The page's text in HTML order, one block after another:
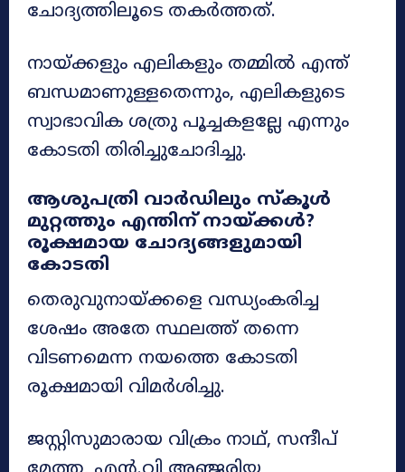
ചോദ്യത്തിലൂടെ തകർത്തത്.
നായ്ക്കളും എലികളും തമ്മിൽ എന്ത്
ബന്ധമാണുള്ളതെന്നും, എലികളുടെ
സ്വാഭാവിക ശത്രു പൂച്ചകളല്ലേ എന്നും
കോടതി തിരിച്ചുചോദിച്ചു.
ആശുപത്രി വാർഡിലും സ്കൂൾ
മുറ്റത്തും എന്തിന് നായ്ക്കൾ?
രൂക്ഷമായ ചോദ്യങ്ങളുമായി
കോടതി
തെരുവുനായ്ക്കളെ വന്ധ്യംകരിച്ച
ശേഷം അതേ സ്ഥലത്ത് തന്നെ
വിടണമെന്ന നയത്തെ കോടതി
രൂക്ഷമായി വിമർശിച്ചു.
ജസ്റ്റിസുമാരായ വിക്രം നാഥ്, സന്ദീപ്